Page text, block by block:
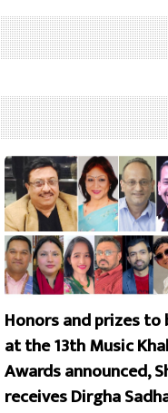
Honors and prizes to
at the 13th Music
Awards announced,
receives Dirgha